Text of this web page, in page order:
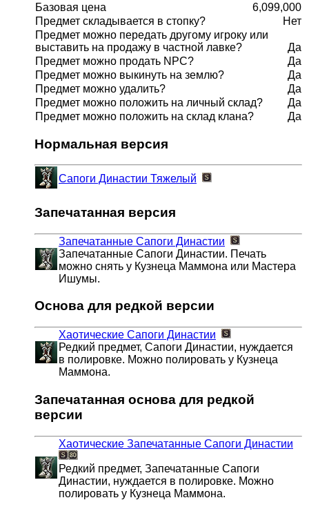
Базовая цена
6,099,000
Предмет складывается в стопку?
Нет
Предмет можно передать другому игроку или
выставить на продажу в частной лавке?
Да
Предмет можно продать NPC?
Да
Предмет можно выкинуть на землю?
Да
Предмет можно удалить?
Да
Предмет можно положить на личный склад?
Да
Предмет можно положить на склад клана?
Да
Нормальная версия
Сапоги Династии Тяжелый
Запечатанная версия
Запечатанные Сапоги Династии
Запечатанные Сапоги Династии. Печать
можно снять у Кузнеца Маммона или Мастера
Ишумы.
Основа для редкой версии
Хаотические Сапоги Династии
Редкий предмет, Сапоги Династии, нуждается
в полировке. Можно полировать у Кузнеца
Маммона.
Запечатанная основа для редкой
версии
Хаотические Запечатанные Сапоги Династии
Редкий предмет, Запечатанные Сапоги
Династии, нуждается в полировке. Можно
полировать у Кузнеца Маммона.